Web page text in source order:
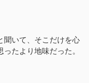
聞いて、そこだけを心
たより地味だった。